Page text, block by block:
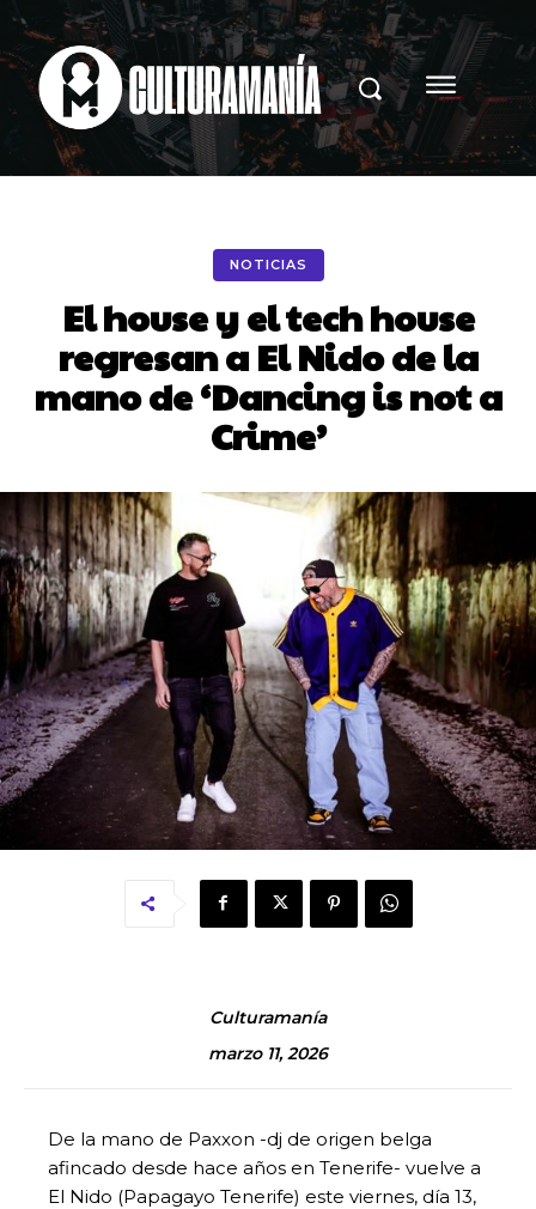
NOTICIAS
El house y el tech house
regresan a El Nido de la
mano de ‘Dancing is not a
Crime’
Culturamanía
marzo 11, 2026
De la mano de Paxxon -dj de origen belga
afincado desde hace años en Tenerife- vuelve a
El Nido (Papagayo Tenerife) este viernes, día 13,